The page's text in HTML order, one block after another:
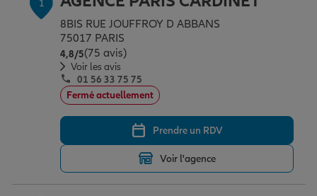
Assurance emprunteur
Prévoyance et dépendance
Assurance animal de compagnie
Protection de la famille
Protection juridique
Épargne & retraite
Plan épargne retraite
Placements financiers
Vos projets
1
8BIS RUE JOUFFROY D ABBANS
75017 PARIS
4,8/5Note de 4.8 sur 5
(75 avis)
Voir les avis
01 56 33 75 75
Fermé actuellement
Prendre un RDV
Voir l'agence